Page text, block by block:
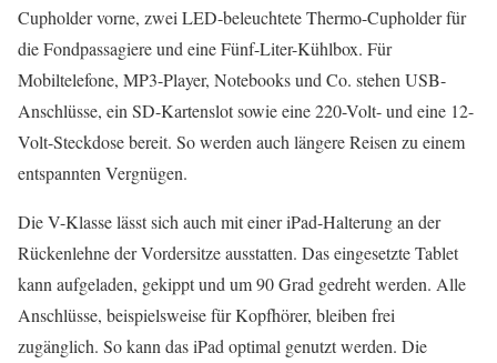
Cupholder vorne, zwei LED-beleuchtete Thermo-Cupholder für
die Fondpassagiere und eine Fünf-Liter-Kühlbox. Für
Mobiltelefone, MP3-Player, Notebooks und Co. stehen USB-
Anschlüsse, ein SD-Kartenslot sowie eine 220-Volt- und eine 12-
Volt-Steckdose bereit. So werden auch längere Reisen zu einem
entspannten Vergnügen.
Die V-Klasse lässt sich auch mit einer iPad-Halterung an der
Rückenlehne der Vordersitze ausstatten. Das eingesetzte Tablet
kann aufgeladen, gekippt und um 90 Grad gedreht werden. Alle
Anschlüsse, beispielsweise für Kopfhörer, bleiben frei
zugänglich. So kann das iPad optimal genutzt werden. Die